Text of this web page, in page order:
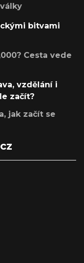
bitvami
Cesta vede
vzdělání i
začít?
jak začít se